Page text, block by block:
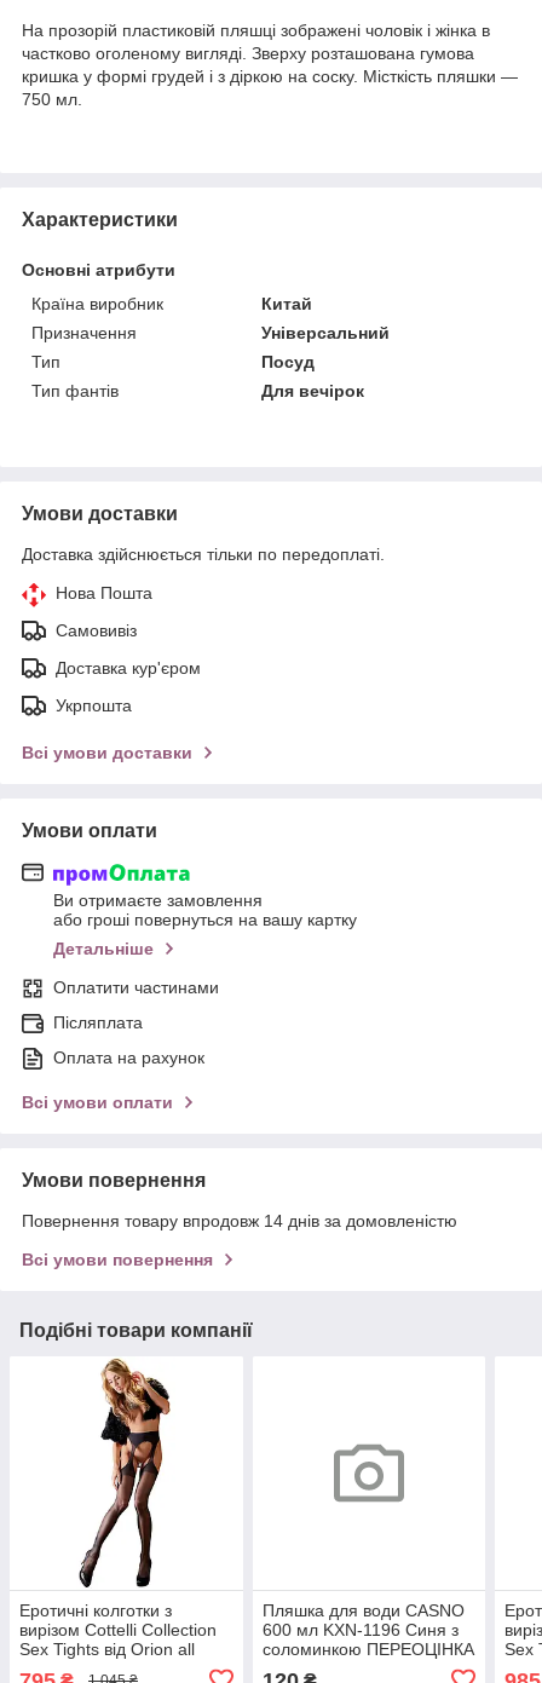
На прозорій пластиковій пляшці зображені чоловік і жінка в
частково оголеному вигляді. Зверху розташована гумова
кришка у формі грудей і з діркою на соску. Місткість пляшки —
750 мл.
Характеристики
Основні атрибути
Країна виробник
Китай
Призначення
Універсальний
Тип
Посуд
Тип фантів
Для вечірок
Умови доставки
Доставка здійснюється тільки по передоплаті.
Нова Пошта
Самовивіз
Доставка кур'єром
Укрпошта
Всі умови доставки
Умови оплати
Ви отримаєте замовлення
або гроші повернуться на вашу картку
Детальніше
Оплатити частинами
Післяплата
Оплата на рахунок
Всі умови оплати
Умови повернення
Повернення товару впродовж 14 днів за домовленістю
Всі умови повернення
Подібні товари компанії
Еротичні колготки з
вирізом Cottelli Collection
Sex Tights від Orion all
Пляшка для води CASNO
600 мл KXN-1196 Синя з
соломинкою ПЕРЕОЦІНКА
Sex